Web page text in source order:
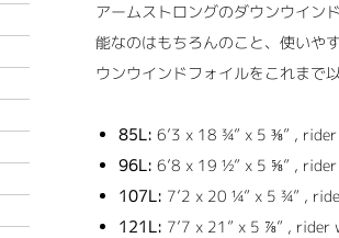
アームストロングのダウンウイン
能なのはもちろんのこと、使いや
ウンウインドフォイルをこれまで
85L: 6’3 x 18 ¾” x 5 ⅜” ,
96L: 6’8 x 19 ½” x 5 ⅝” ,
107L: 7’2 x 20 ¼” x 5 ¾” ,
121L: 7’7 x 21” x 5 ⅞” , rider